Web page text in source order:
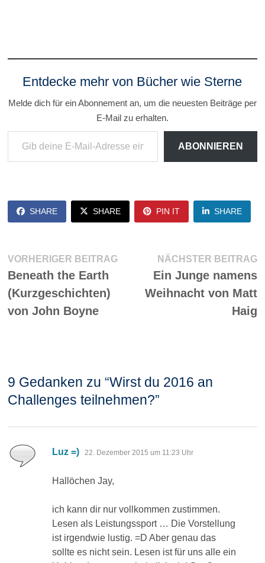
Entdecke mehr von Bücher wie Sterne
Melde dich für ein Abonnement an, um die neuesten Beiträge per
E-Mail zu erhalten.
Gib deine E-Mail-Adresse ein ...
ABONNIEREN
SHARE SHARE PIN IT SHARE
Beitragsnavigation
VORHERIGER BEITRAGVorheriger
Beneath the Earth
(Kurzgeschichten)
von John Boyne
NÄCHSTER BEITRAG
Ein Junge namens
Weihnacht von Matt
Haig
9 Gedanken zu “Wirst du 2016 an
Challenges teilnehmen?”
Luz =) sagt:
22. Dezember 2015 um 11:23 Uhr
Hallöchen Jay,
ich kann dir nur vollkommen zustimmen.
Lesen als Leistungssport … Die Vorstellung
ist irgendwie lustig. =D Aber genau das
sollte es nicht sein. Lesen ist für uns alle ein